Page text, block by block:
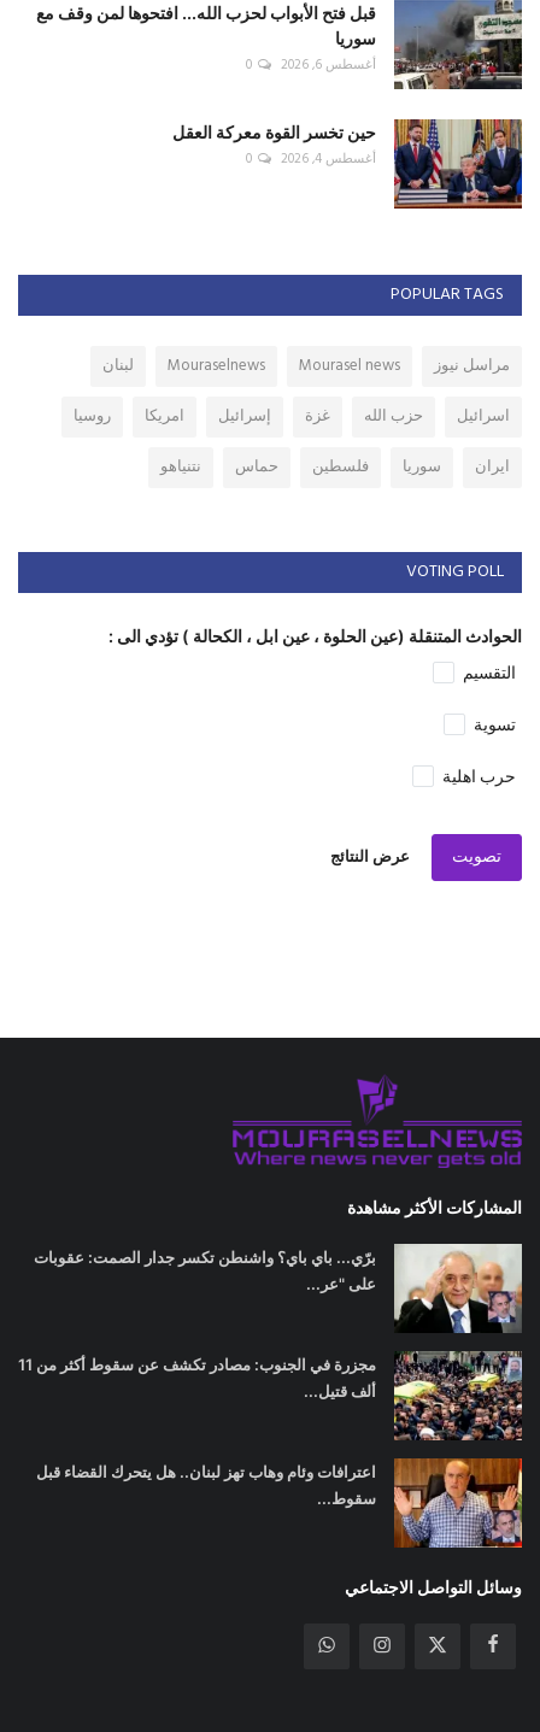
قبل فتح الأبواب لحزب الله... افتحوها لمن وقف مع
سوريا
أغسطس 6, 2026 0
حين تخسر القوة معركة العقل
أغسطس 4, 2026 0
POPULAR TAGS
مراسل نيوز Mourasel news
Mouraselnews
لبنان
اسرائيل
حزب الله غزة إسرائيل امريكا
روسيا
ايران
سوريا فلسطين حماس نتنياهو
VOTING POLL
الحوادث المتنقلة (عين الحلوة ، عين ابل ، الكحالة ) تؤدي الى :
التقسيم
تسوية
حرب اهلية
تصويت عرض النتائج
المشاركات الأكثر مشاهدة
برّي... باي باي؟ واشنطن تكسر جدار الصمت: عقوبات
على "عر...
مجزرة في الجنوب: مصادر تكشف عن سقوط أكثر من 11
ألف قتيل...
اعترافات وئام وهاب تهز لبنان.. هل يتحرك القضاء قبل
سقوط...
وسائل التواصل الاجتماعي